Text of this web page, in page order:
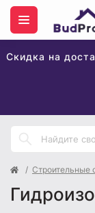
Скидка на
Строительные